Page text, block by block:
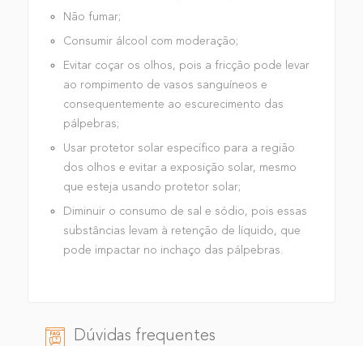
Não fumar;
Consumir álcool com moderação;
Evitar coçar os olhos, pois a fricção pode levar
ao rompimento de vasos sanguíneos e
consequentemente ao escurecimento das
pálpebras;
Usar protetor solar específico para a região
dos olhos e evitar a exposição solar, mesmo
que esteja usando protetor solar;
Diminuir o consumo de sal e sódio, pois essas
substâncias levam à retenção de líquido, que
pode impactar no inchaço das pálpebras.
Dúvidas frequentes